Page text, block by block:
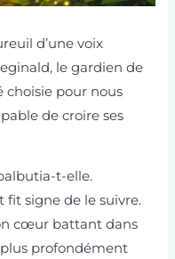
d’une voix
le gardien de
choisie pour nous
de croire ses
t-elle.
fit signe de le suivre.
cœur battant dans
profondément